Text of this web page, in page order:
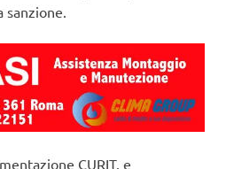
sanzione.
CURIT, e